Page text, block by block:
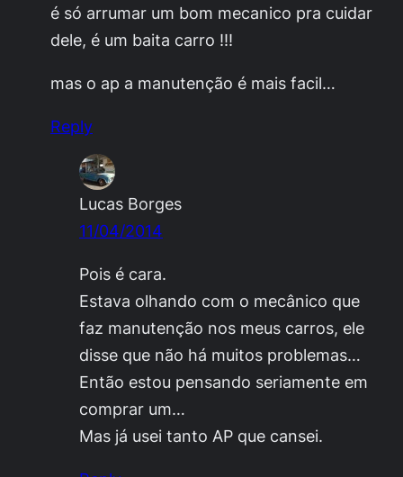
é só arrumar um bom mecanico pra cuidar
dele, é um baita carro !!!
mas o ap a manutenção é mais facil…
Reply
Lucas Borges
11/04/2014
Pois é cara.
Estava olhando com o mecânico que
faz manutenção nos meus carros, ele
disse que não há muitos problemas…
Então estou pensando seriamente em
comprar um…
Mas já usei tanto AP que cansei.